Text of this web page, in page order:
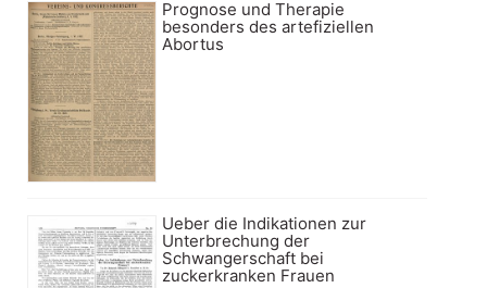
Prognose und Therapie
besonders des artefiziellen
Abortus
Ueber die Indikationen zur
Unterbrechung der
Schwangerschaft bei
zuckerkranken Frauen